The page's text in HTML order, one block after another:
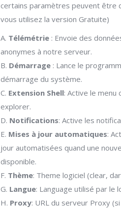
certains paramètres peuvent être
vous utilisez la version Gratuite)
A. Télémétrie : Envoie des
anonymes à notre serveur.
B. Démarrage : Lance le
démarrage du système.
C. Extension Shell: Active le menu
explorer.
D. Notifications: Active les
E. Mises à jour automatiques:
jour automatisées quand une
disponible.
F. Thème: Theme logiciel (clear,
G. Langue: Language utilisé par le
H. Proxy: URL du serveur Proxy